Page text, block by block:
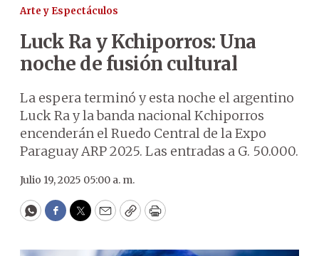
Arte y Espectáculos
Luck Ra y Kchiporros: Una
noche de fusión cultural
La espera terminó y esta noche el argentino
Luck Ra y la banda nacional Kchiporros
encenderán el Ruedo Central de la Expo
Paraguay ARP 2025. Las entradas a G. 50.000.
Julio 19, 2025 05:00 a. m.
WhatsApp
Facebook
Twitter
EmailCopyPrint